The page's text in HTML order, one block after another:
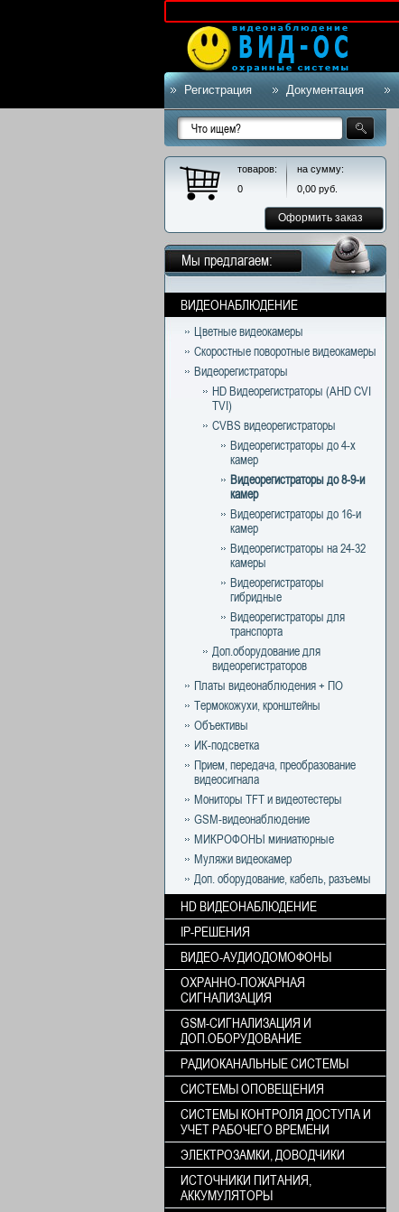
Регистрация Документация
товаров:
0
на сумму:
0,00 руб.
Оформить заказ
Мы предлагаем:
ВИДЕОНАБЛЮДЕНИЕ
Цветные видеокамеры
Скоростные поворотные видеокамеры
Видеорегистраторы
HD Видеорегистраторы (AHD CVI
TVI)
CVBS видеорегистраторы
Видеорегистраторы до 4-х
камер
Видеорегистраторы до 8-9-и
камер
Видеорегистраторы до 16-и
камер
Видеорегистраторы на 24-32
камеры
Видеорегистраторы
гибридные
Видеорегистраторы для
транспорта
Доп.оборудование для
видеорегистраторов
Платы видеонаблюдения + ПО
Термокожухи, кронштейны
Объективы
ИК-подсветка
Прием, передача, преобразование
видеосигнала
Мониторы TFT и видеотестеры
GSM-видеонаблюдение
МИКРОФОНЫ миниатюрные
Муляжи видеокамер
Доп. оборудование, кабель, разъемы
HD ВИДЕОНАБЛЮДЕНИЕ
IP-РЕШЕНИЯ
ВИДЕО-АУДИОДОМОФОНЫ
ОХРАННО-ПОЖАРНАЯ
СИГНАЛИЗАЦИЯ
GSM-СИГНАЛИЗАЦИЯ И
ДОП.ОБОРУДОВАНИЕ
РАДИОКАНАЛЬНЫЕ СИСТЕМЫ
СИСТЕМЫ ОПОВЕЩЕНИЯ
СИСТЕМЫ КОНТРОЛЯ ДОСТУПА И
УЧЕТ РАБОЧЕГО ВРЕМЕНИ
ЭЛЕКТРОЗАМКИ, ДОВОДЧИКИ
ИСТОЧНИКИ ПИТАНИЯ,
АККУМУЛЯТОРЫ